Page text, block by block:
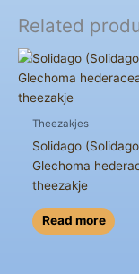
Related
Theezakjes
Solidago
Glechoma
theezakje
Read more